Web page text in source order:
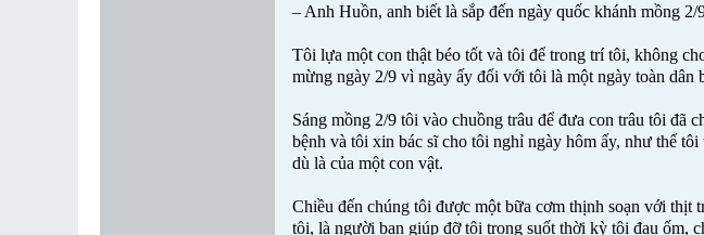
– Anh Huồn, anh biết là sắp đến ngày quốc khánh mồng
Tôi lựa một con thật béo tốt và tôi để trong trí tôi, không
mừng ngày 2/9 vì ngày ấy đối với tôi là một ngày toàn dân
Sáng mồng 2/9 tôi vào chuồng trâu để đưa con trâu tôi đã
bệnh và tôi xin bác sĩ cho tôi nghỉ ngày hôm ấy, như thế
dù là của một con vật.
Chiều đến chúng tôi được một bữa cơm thịnh soạn với thịt
tôi, là người bạn giúp đỡ tôi trong suốt thời kỳ tôi đau ốm,